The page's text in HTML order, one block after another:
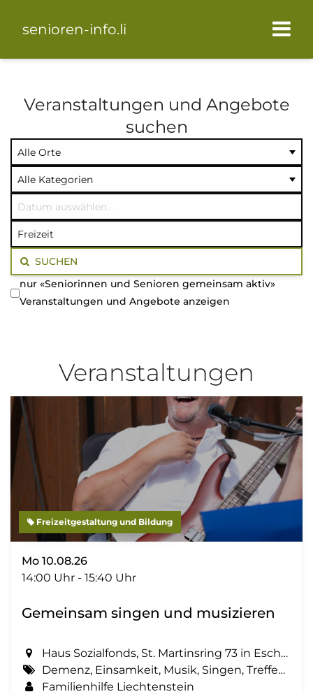
senioren-info.li
Veranstaltungen und Angebote
suchen
auswählen
auswählen
auswählen
Volltextsuche
SUCHEN
nur «Seniorinnen und Senioren gemeinsam aktiv»
Veranstaltungen und Angebote anzeigen
Veranstaltungen
Freizeitgestaltung und Bildung
Mo 10.08.26
14:00 Uhr - 15:40 Uhr
Gemeinsam singen und musizieren
Haus Sozialfonds, St. Martinsring 73 in Eschen
Demenz, Einsamkeit, Musik, Singen, Treffen, Zemma tua - Senioren gemeinsam aktiv
Familienhilfe Liechtenstein